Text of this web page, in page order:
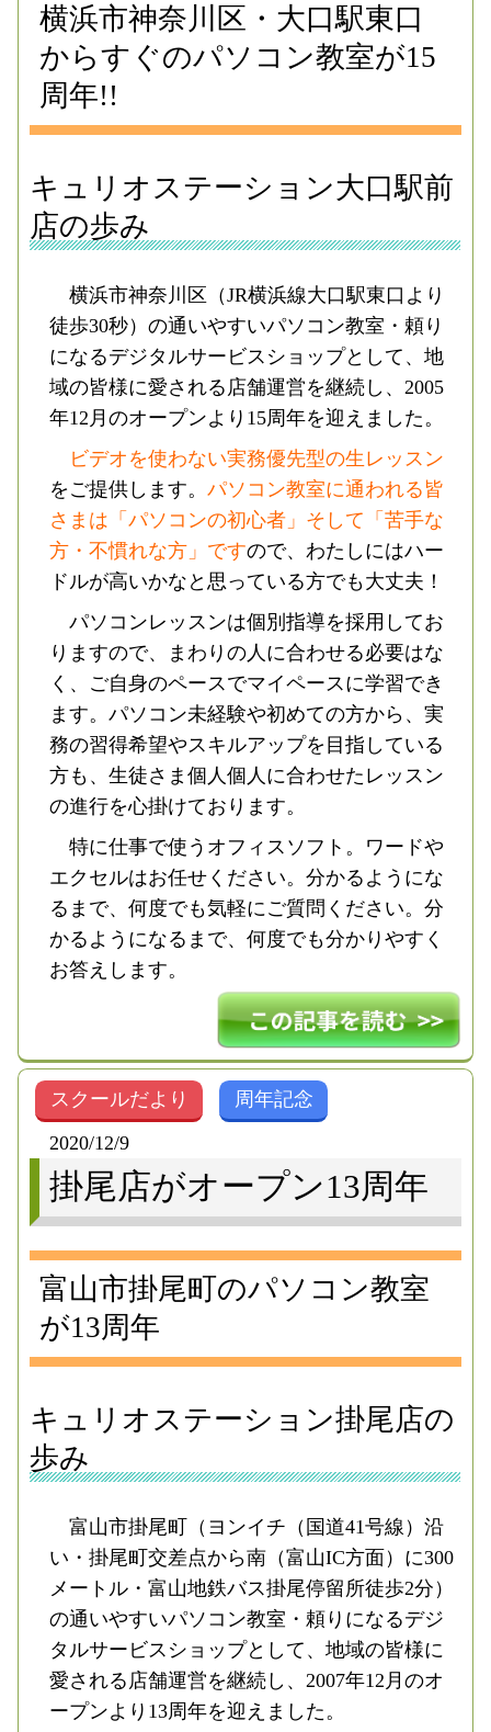
横浜市神奈川区・大口駅東口
からすぐのパソコン教室が15
周年!!
キュリオステーション大口駅前
店の歩み
横浜市神奈川区（JR横浜線大口駅東口より
徒歩30秒）の通いやすいパソコン教室・頼り
になるデジタルサービスショップとして、地
域の皆様に愛される店舗運営を継続し、2005
年12月のオープンより15周年を迎えました。
ビデオを使わない実務優先型の生レッスン
をご提供します。パソコン教室に通われる皆
さまは「パソコンの初心者」そして「苦手な
方・不慣れな方」ですので、わたしにはハー
ドルが高いかなと思っている方でも大丈夫！
パソコンレッスンは個別指導を採用してお
りますので、まわりの人に合わせる必要はな
く、ご自身のペースでマイペースに学習でき
ます。パソコン未経験や初めての方から、実
務の習得希望やスキルアップを目指している
方も、生徒さま個人個人に合わせたレッスン
の進行を心掛けております。
特に仕事で使うオフィスソフト。ワードや
エクセルはお任せください。分かるようにな
るまで、何度でも気軽にご質問ください。分
かるようになるまで、何度でも分かりやすく
お答えします。
スクールだより
周年記念
2020/12/9
掛尾店がオープン13周年
富山市掛尾町のパソコン教室
が13周年
キュリオステーション掛尾店の
歩み
富山市掛尾町（ヨンイチ（国道41号線）沿
い・掛尾町交差点から南（富山IC方面）に300
メートル・富山地鉄バス掛尾停留所徒歩2分）
の通いやすいパソコン教室・頼りになるデジ
タルサービスショップとして、地域の皆様に
愛される店舗運営を継続し、2007年12月のオ
ープンより13周年を迎えました。